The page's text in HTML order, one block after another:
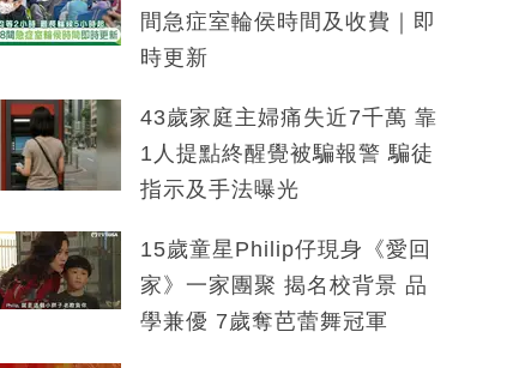
間急症室輪侯時間及收費｜即
時更新
43歲家庭主婦痛失近7千萬 靠
1人提點終醒覺被騙報警 騙徒
指示及手法曝光
15歲童星Philip仔現身《愛回
家》一家團聚 揭名校背景 品
學兼優 7歲奪芭蕾舞冠軍